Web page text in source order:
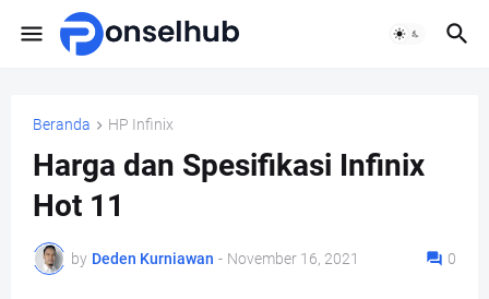
Beranda HP Infinix
Harga dan Spesifikasi Infinix
Hot 11
by Deden Kurniawan - November 16, 2021 0